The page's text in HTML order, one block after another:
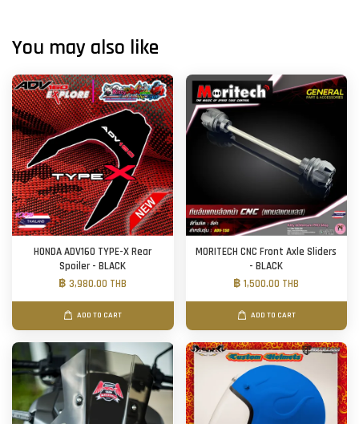
You may also like
HONDA ADV160 TYPE-X Rear
Spoiler - BLACK
฿ 3,980.00 THB
ADD TO CART
MORITECH CNC Front Axle Sliders
- BLACK
฿ 1,500.00 THB
ADD TO CART